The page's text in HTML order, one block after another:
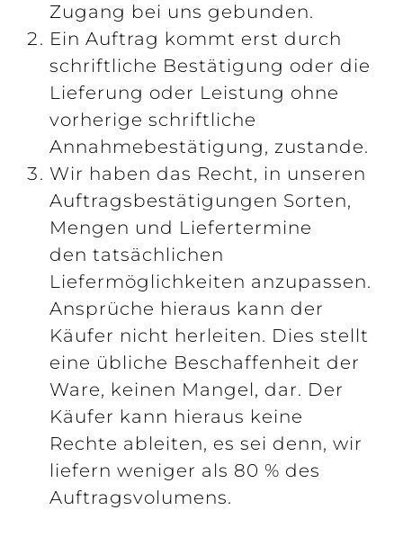
Zugang bei uns gebunden.
Ein Auftrag kommt erst durch
schriftliche Bestätigung oder die
Lieferung oder Leistung ohne
vorherige schriftliche
Annahmebestätigung, zustande.
Wir haben das Recht, in unseren
Auftragsbestätigungen Sorten,
Mengen und Liefertermine
den tatsächlichen
Liefermöglichkeiten anzupassen.
Ansprüche hieraus kann der
Käufer nicht herleiten. Dies stellt
eine übliche Beschaffenheit der
Ware, keinen Mangel, dar. Der
Käufer kann hieraus keine
Rechte ableiten, es sei denn, wir
liefern weniger als 80 % des
Auftragsvolumens.